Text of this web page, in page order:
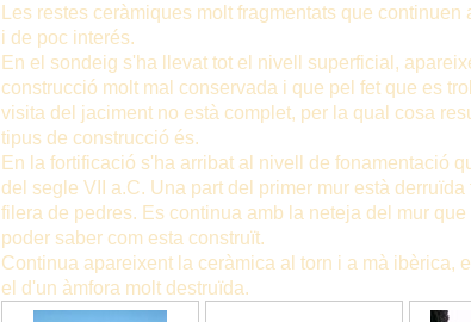
Les restes ceràmiques molt fragmentats que
i de poc interés.
En el sondeig s'ha llevat tot el nivell superficial,
construcció molt mal conservada i que pel fet que es
visita del jaciment no està complet, per la qual cosa
tipus de construcció és.
En la fortificació s'ha arribat al nivell de fonamentació
del segle VII a.C. Una part del primer mur està
filera de pedres. Es continua amb la neteja del mur
poder saber com esta construït.
Continua apareixent la ceràmica al torn i a mà ibèrica,
el d'un àmfora molt destruïda.